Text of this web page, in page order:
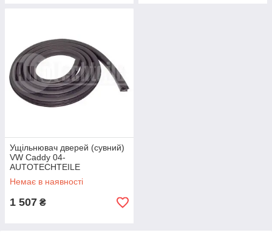
Ущільнювач дверей (сувний)
VW Caddy 04-
AUTOTECHTEILE
Немає в наявності
1 507 ₴